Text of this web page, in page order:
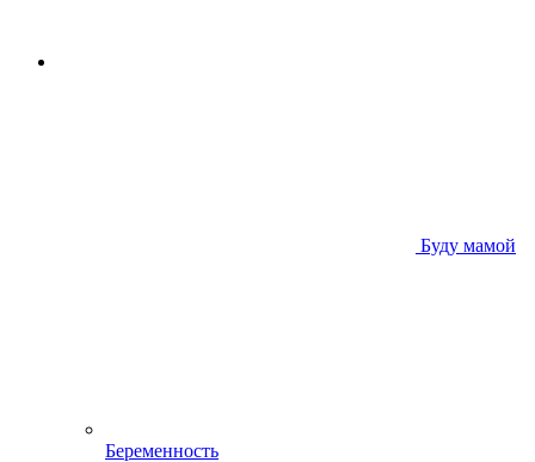
Буду мамой
Беременность